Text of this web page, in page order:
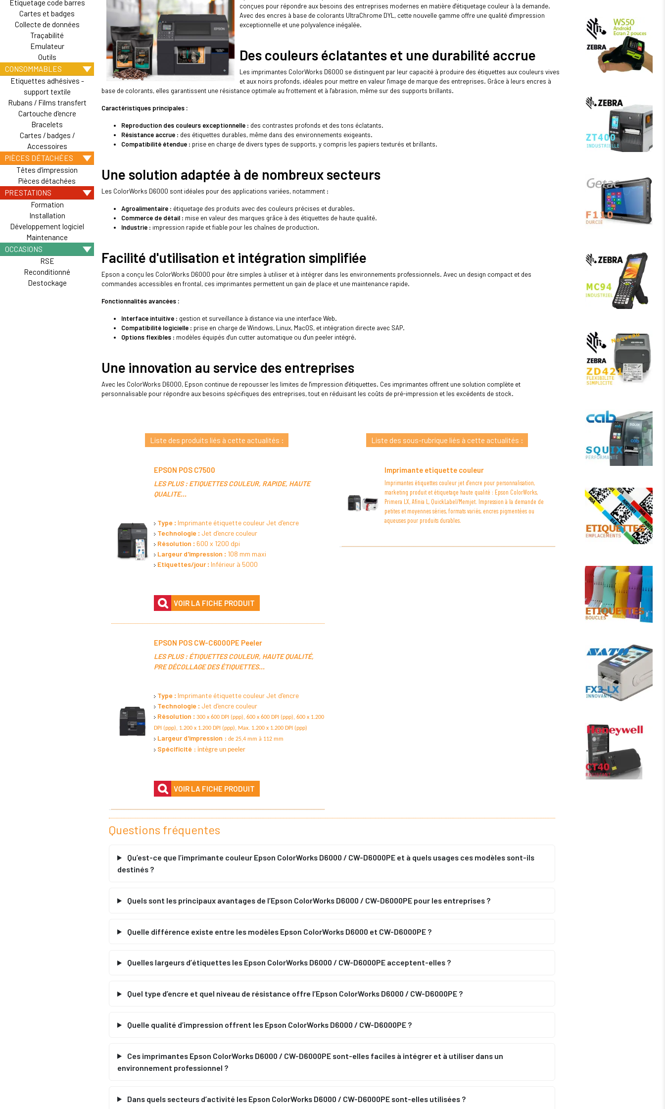
Etiquetage code barres
Cartes et badges
Collecte de données
Traçabilité
Emulateur
Outils
CONSOMMABLES
Etiquettes adhésives -
support textile
Rubans / Films transfert
Cartouche d'encre
Bracelets
Cartes / badges /
Accessoires
PIÈCES DÉTACHÉES
Têtes d'impression
Pièces détachées
PRESTATIONS
Formation
Installation
Développement logiciel
Maintenance
OCCASIONS
RSE
Reconditionné
Destockage
conçues pour répondre aux besoins des entreprises modernes en matière d'étiquetage couleur à la demande.
Avec des encres à base de colorants UltraChrome DYL, cette nouvelle gamme offre une qualité d'impression
exceptionnelle et une polyvalence inégalée.
Des couleurs éclatantes et une durabilité accrue
Les imprimantes ColorWorks D6000 se distinguent par leur capacité à produire des étiquettes aux couleurs vives
et aux noirs profonds, idéales pour mettre en valeur l'image de marque des entreprises. Grâce à leurs encres à
base de colorants, elles garantissent une résistance optimale au frottement et à l'abrasion, même sur des supports brillants.
Caractéristiques principales :
Reproduction des couleurs exceptionnelle : des contrastes profonds et des tons éclatants.
Résistance accrue : des étiquettes durables, même dans des environnements exigeants.
Compatibilité étendue : prise en charge de divers types de supports, y compris les papiers texturés et brillants.
Une solution adaptée à de nombreux secteurs
Les ColorWorks D6000 sont idéales pour des applications variées, notamment :
Agroalimentaire : étiquetage des produits avec des couleurs précises et durables.
Commerce de détail : mise en valeur des marques grâce à des étiquettes de haute qualité.
Industrie : impression rapide et fiable pour les chaînes de production.
Facilité d'utilisation et intégration simplifiée
Epson a conçu les ColorWorks D6000 pour être simples à utiliser et à intégrer dans les environnements professionnels. Avec un design compact et des
commandes accessibles en frontal, ces imprimantes permettent un gain de place et une maintenance rapide.
Fonctionnalités avancées :
Interface intuitive : gestion et surveillance à distance via une interface Web.
Compatibilité logicielle : prise en charge de Windows, Linux, MacOS, et intégration directe avec SAP.
Options flexibles : modèles équipés d'un cutter automatique ou d'un peeler intégré.
Une innovation au service des entreprises
Avec les ColorWorks D6000, Epson continue de repousser les limites de l'impression d'étiquettes. Ces imprimantes offrent une solution complète et
personnalisable pour répondre aux besoins spécifiques des entreprises, tout en réduisant les coûts de pré-impression et les excédents de stock.
Liste des produits liés à cette actualités :
EPSON POS C7500
LES PLUS : ETIQUETTES COULEUR, RAPIDE, HAUTE
QUALITE...
Type : Imprimante étiquette couleur Jet d'encre
Technologie : Jet d'encre couleur
Résolution : 600 x 1200 dpi
Largeur d'impression : 108 mm maxi
Etiquettes/jour : Inférieur à 5000
VOIR LA FICHE PRODUIT
EPSON POS CW-C6000PE Peeler
LES PLUS : ÉTIQUETTES COULEUR, HAUTE QUALITÉ,
PRE DÉCOLLAGE DES ÉTIQUETTES...
Type : Imprimante étiquette couleur Jet d'encre
Technologie : Jet d'encre couleur
Résolution : 300 x 600 DPI (ppp), 600 x 600 DPI (ppp), 600 x 1.200
DPI (ppp), 1.200 x 1.200 DPI (ppp), Max. 1.200 x 1.200 DPI (ppp)
Largeur d'impression :de 25,4 mm à 112 mm
Spécificité :intègre un peeler
VOIR LA FICHE PRODUIT
Liste des sous-rubrique liés à cette actualités :
Imprimante etiquette couleur
Imprimantes étiquettes couleur jet d'encre pour personnalisation,
marketing produit et étiquetage haute qualité : Epson ColorWorks,
Primera LX, Afinia L, QuickLabel/Memjet. Impression à la demande de
petites et moyennes séries, formats variés, encres pigmentées ou
aqueuses pour produits durables.
Questions fréquentes
Qu’est-ce que l’imprimante couleur Epson ColorWorks D6000 / CW-D6000PE et à quels usages ces modèles sont-ils
destinés ?
Quels sont les principaux avantages de l’Epson ColorWorks D6000 / CW-D6000PE pour les entreprises ?
Quelle différence existe entre les modèles Epson ColorWorks D6000 et CW-D6000PE ?
Quelles largeurs d’étiquettes les Epson ColorWorks D6000 / CW-D6000PE acceptent-elles ?
Quel type d’encre et quel niveau de résistance offre l’Epson ColorWorks D6000 / CW-D6000PE ?
Quelle qualité d’impression offrent les Epson ColorWorks D6000 / CW-D6000PE ?
Ces imprimantes Epson ColorWorks D6000 / CW-D6000PE sont-elles faciles à intégrer et à utiliser dans un
environnement professionnel ?
Dans quels secteurs d’activité les Epson ColorWorks D6000 / CW-D6000PE sont-elles utilisées ?
contribue
également à
baisser (...)